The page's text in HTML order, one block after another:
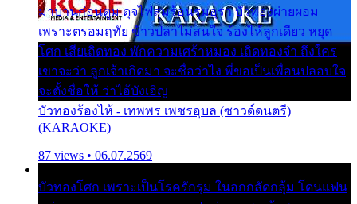
มาบานก่อนตูม ดุจไฟสุมร้อนรุมอุรา บัวทองผ่ายผอม
เพราะตรอมฤทัย ข้าวปลาไม่สนใจ ร้องไห้ลูกเดียว หยุด
โศก เสียเถิดทอง พักความเศร้าหมอง เถิดทองจ๋า ถึงใคร
เขาจะว่า ลูกเจ้าเกิดมา จะชื่อว่าไง พี่ขอเป็นเพื่อนปลอบใจ
จะตั้งชื่อให้ ว่าไอ้บังเอิญ
บัวทองร้องไห้ - เทพพร เพชรอุบล (ซาวด์ดนตรี)
(KARAOKE)
87 views • 06.07.2569
บัวทองโศก เพราะเป็นโรครักรุม ในอกกลัดกลุ้ม โดนแฟน